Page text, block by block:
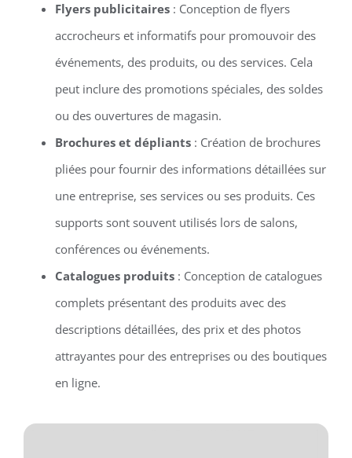
Flyers publicitaires: Conception de flyers
accrocheurs et informatifs pour promouvoir des
événements, des produits, ou des services. Cela
peut inclure des promotions spéciales, des soldes
ou des ouvertures de magasin.
Brochures et dépliants: Création de brochures
pliées pour fournir des informations détaillées sur
une entreprise, ses services ou ses produits. Ces
supports sont souvent utilisés lors de salons,
conférences ou événements.
Catalogues produits: Conception de catalogues
complets présentant des produits avec des
descriptions détaillées, des prix et des photos
attrayantes pour des entreprises ou des boutiques
en ligne.